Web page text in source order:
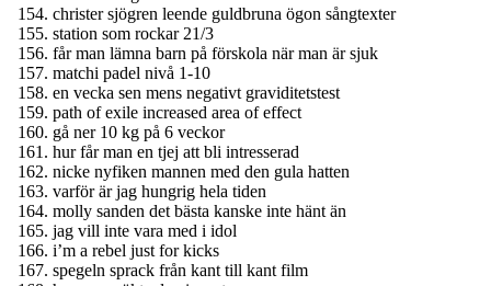
christer sjögren leende guldbruna ögon sångtexter
station som rockar 21/3
får man lämna barn på förskola när man är sjuk
matchi padel nivå 1-10
en vecka sen mens negativt graviditetstest
path of exile increased area of effect
gå ner 10 kg på 6 veckor
hur får man en tjej att bli intresserad
nicke nyfiken mannen med den gula hatten
varför är jag hungrig hela tiden
molly sanden det bästa kanske inte hänt än
jag vill inte vara med i idol
i’m a rebel just for kicks
spegeln sprack från kant till kant film